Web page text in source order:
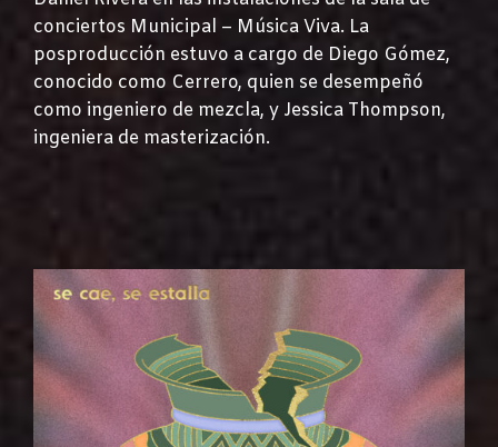
conciertos Municipal – Música Viva. La
posproducción estuvo a cargo de Diego Gómez,
conocido como Cerrero, quien se desempeñó
como ingeniero de mezcla, y Jessica Thompson,
ingeniera de masterización.